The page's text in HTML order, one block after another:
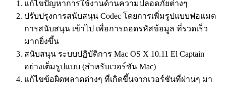
แก้ไขปัญหาการใช้งานด้านความปลอดภัยต่างๆ
ปรับปรุงการสนับสนุน Codec โดยการเพิ่มรูปแบบฟอแมต
การสนับสนุน เข้าไป เพื่อการถอดรหัสข้อมูล ที่รวดเร็ว
มากยิ่งขึ้น
สนับสนุน ระบบปฏิบัติการ Mac OS X 10.11 El Captain
อย่างเต็มรูปแบบ (สำหรับเวอร์ชัน Mac)
แก้ไขข้อผิดพลาดต่างๆ ที่เกิดขึ้นจากเวอร์ชันที่ผ่านๆ มา